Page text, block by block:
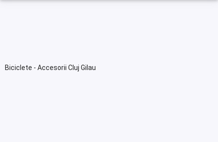
Biciclete - Accesorii Cluj Gilau